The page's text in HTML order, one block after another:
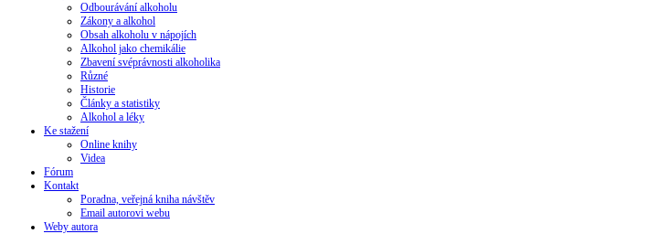
Odbourávání alkoholu
Zákony a alkohol
Obsah alkoholu v nápojích
Alkohol jako chemikálie
Zbavení svéprávnosti alkoholika
Různé
Historie
Články a statistiky
Alkohol a léky
Ke stažení
Online knihy
Videa
Fórum
Kontakt
Poradna, veřejná kniha návštěv
Email autorovi webu
Weby autora